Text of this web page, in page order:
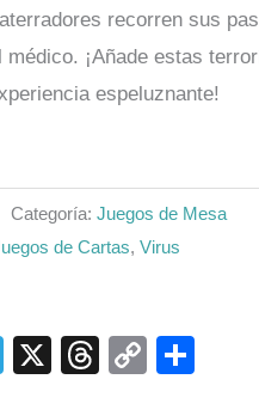
recorren sus
médico. ¡Añade estas
espeluznante!
Categoría: Juegos de Mesa
de Cartas, Virus
Telegram
X Threads
Copy